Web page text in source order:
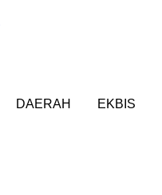
DAERAH EKBIS